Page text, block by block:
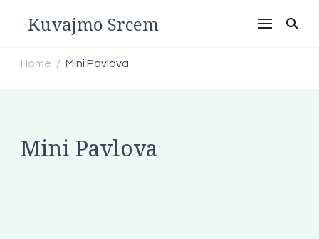
Kuvajmo Srcem
Home / Mini Pavlova
Mini Pavlova